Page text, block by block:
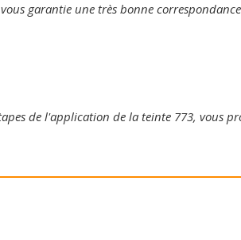
garantie une très bonne
de l'application de la teinte 773, vous